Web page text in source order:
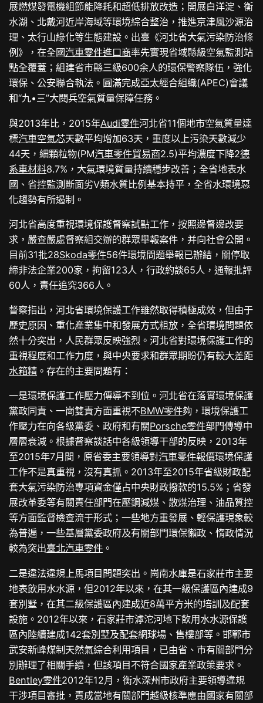
展燃煤發電機組節能降耗和超低排放改造；開展白洋淀、衡
水湖、北戴河近岸海域等環境綜合整治，推進京津風沙源治
理、太行山綠化等生態建設。出臺《河北省大氣污染防治條
例》，在全國汽車零件進口商率先實現省域縣級空氣監測站
點全覆蓋；組建省市縣三級600余人的環保警察隊伍，強化
環保、公安聯合執法。圓滿完成亞太經合組織(APEC)會議
和“九•三”大閱兵空氣質量保障任務。
與2013年比，2015年Audi零件河北省11個地市空氣質量達
標汽車空氣芯天數平均增加63天，重度以上污染天數減少
44天，細顆粒物(PM汽車零件貿易商2.5)平均濃度下降2德
系車材料8.7%，大氣環境質量持續穩步改善；全省地表水
國、省控監測斷面劣V類水質比例基本持平，全省水環境惡
化趨勢有所遏制。
河北省高度重視環境保護督察試點工作，按照邊督邊改要
求，嚴查嚴處督察組交辦的群眾舉報案件，并向社會公開。
目前31批28Skoda零件56件環境問題舉報已辦結，關停取
締非法企業200家，拘留123人，行政約談65人，通報批評
60人，責任追究366人。
督察指出，河北省環境保護工作雖然取得積極成效，但由于
歷史原因、重化產業集中和發展方式粗放，全省環境問題依
然十分突出，人民群眾反映強烈。河北省對環境保護工作的
重視程度和工作力度，與中央要求和群眾期盼仍有較大差距
水箱精 。存在的主要問題有：
一是環境保護工作壓力傳導不到位。河北省在落實環境保護
黨政同責、一崗雙責方面重視不BMW零件夠，環境保護工
作壓力在向各級黨委、政府和有關Porsche零件部門傳導中
層層衰減。根據督察談話中各級領導干部的反映，2013年
至2015年7月間，原省委主要領導對汽車零件報價環境保護
工作不是真重視，沒有真抓。2013年至2015年省級財政配
套大氣污染防治專項資金僅占中央財政撥款的15.5%；省發
展改革委等有關責任部門在壓鋼減煤、散煤治理、油品質控
等方面監督檢查流于形式；一些地方重發展、輕保護現象較
為普遍，一些基層黨委政府及有關部門環保懶政、惰政情況
較為突出臺北汽車零件 。
二是違法違規上馬項目問題突出。崗南水庫是石家莊市主要
地表飲用水水源，但2012年以來，在其一級保護區內建成9
套別墅，在其二級保護區內建成近8萬平方米的培訓及配套
設施。2012年以來，石家莊市滹沱河地下飲用水水源保護
區內陸續建成142套別墅及配套網球場、售樓部等。邯鄲市
武安新峰煤制天然氣綜合利用項目，已由省、市有關部門分
別辦理了相關手續，但該項目不符合國家產業政策要求。
Bentley零件2012年12月，衡水深州市政府主要領導違規
干涉項目審批，責成當地有關部門越級核準應由國家有關部